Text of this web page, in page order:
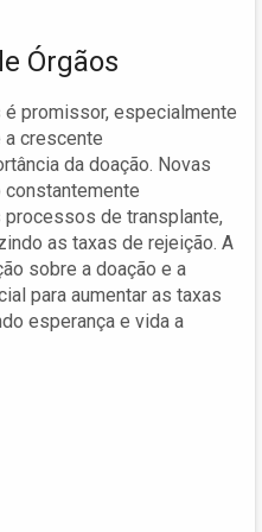
Órgãos
promissor, especialmente
a crescente
da doação. Novas
processos de transplante,
as taxas de rejeição. A
sobre a doação e a
para aumentar as taxas
esperança e vida a